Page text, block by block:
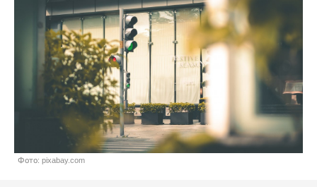
Фото: pixabay.com